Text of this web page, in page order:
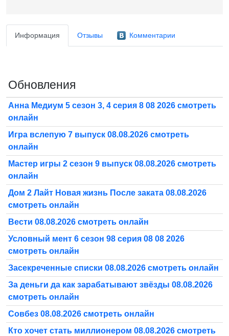
Информация Отзывы Комментарии
Обновления
Анна Медиум 5 сезон 3, 4 серия 8 08 2026 смотреть
онлайн
Игра вслепую 7 выпуск 08.08.2026 смотреть
онлайн
Мастер игры 2 сезон 9 выпуск 08.08.2026 смотреть
онлайн
Дом 2 Лайт Новая жизнь После заката 08.08.2026
смотреть онлайн
Вести 08.08.2026 смотреть онлайн
Условный мент 6 сезон 98 серия 08 08 2026
смотреть онлайн
Засекреченные списки 08.08.2026 смотреть онлайн
За деньги да как зарабатывают звёзды 08.08.2026
смотреть онлайн
Совбез 08.08.2026 смотреть онлайн
Кто хочет стать миллионером 08.08.2026 смотреть